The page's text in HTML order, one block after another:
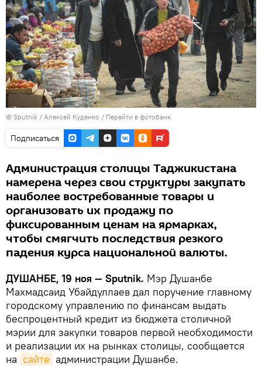
© Sputnik / Алексей Куденко / Перейти в фотобанк
Подписаться
Администрация столицы Таджикистана
намерена через свои структуры закупать
наиболее востребованные товары и
организовать их продажу по
фиксированным ценам на ярмарках,
чтобы смягчить последствия резкого
падения курса национальной валюты.
ДУШАНБЕ, 19 ноя — Sputnik. Мэр Душанбе
Махмадсаид Убайдуллаев дал поручение главному
городскому управлению по финансам выдать
беспроцентный кредит из бюджета столичной
мэрии для закупки товаров первой необходимости
и реализации их на рынках столицы, сообщается
на сайте администрации Душанбе.